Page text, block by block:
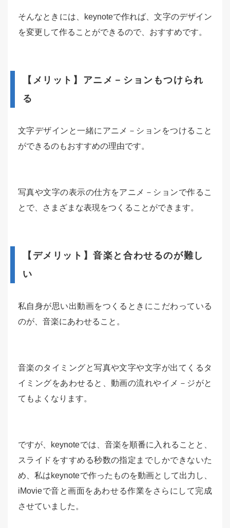
そんなときには、keynoteで作れば、文字のデザイン
を変更して作ることができるので、おすすめです。
【メリット】アニメ－ションもつけられ
る
文字デザインと一緒にアニメ－ションをつけること
ができるのもおすすめの理由です。
写真や文字の表示の仕方をアニメ－ションで作るこ
とで、さまざまな表現をつくることができます。
【デメリット】音楽と合わせるのが難し
い
私自身が思い出動画をつくるときにこだわっている
のが、音楽にあわせること。
音楽のタイミングと写真や文字や文字が出てくるタ
イミングをあわせると、動画の流れやイメ－ジがと
てもよくなります。
ですが、keynoteでは、音楽を順番に入れることと、
スライドをすすめる秒数の指定までしかできないた
め、私はkeynoteで作ったものを動画として出力し、
iMovieで音と画面をあわせる作業をさらにして完成
させていました。